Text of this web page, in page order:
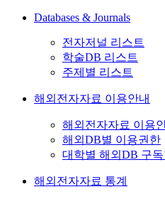
Databases & Journals
전자저널 리스트
학술DB 리스트
주제별 리스트
해외전자자료 이용안내
해외전자자료 이용
해외DB별 이용권한
대학별 해외DB 구
해외전자자료 통계